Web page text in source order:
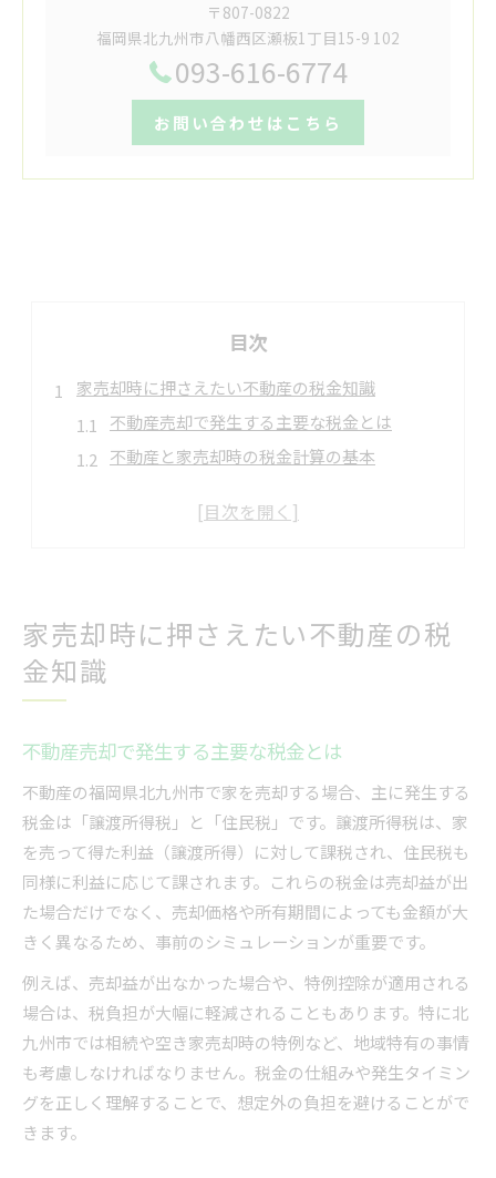
〒807-0822
福岡県北九州市八幡西区瀬板1丁目15-9 102
093-616-6774
お問い合わせはこちら
目次
家売却時に押さえたい不動産の税金知識
不動産売却で発生する主要な税金とは
不動産と家売却時の税金計算の基本
不動産売却時の税金と申告の重要ポイント
不動産売却時に活用したい節税の工夫
不動産売却の特例利用で税金を抑える方法
不動産売却後の税金申告ポイントまとめ
不動産売却後に必要な確定申告の流れ
家売却後の不動産税金申告で押さえる点
不動産売却後の税金トラブル予防策
家売却後の不動産税申告ミスを防ぐには
不動産売却後の税金申告と必要書類一覧
譲渡所得税の基礎と福岡県北九州市での対策
不動産売却時の譲渡所得税計算方法
譲渡所得税で知るべき不動産の基礎知識
不動産売却時の税率と控除の仕組み解説
家売却時に押さえたい不動産の税
金知識
不動産売却で発生する主要な税金とは
不動産の福岡県北九州市で家を売却する場合、主に発生する
税金は「譲渡所得税」と「住民税」です。譲渡所得税は、家
を売って得た利益（譲渡所得）に対して課税され、住民税も
同様に利益に応じて課されます。これらの税金は売却益が出
た場合だけでなく、売却価格や所有期間によっても金額が大
きく異なるため、事前のシミュレーションが重要です。
例えば、売却益が出なかった場合や、特例控除が適用される
場合は、税負担が大幅に軽減されることもあります。特に北
九州市では相続や空き家売却時の特例など、地域特有の事情
も考慮しなければなりません。税金の仕組みや発生タイミン
グを正しく理解することで、想定外の負担を避けることがで
きます。